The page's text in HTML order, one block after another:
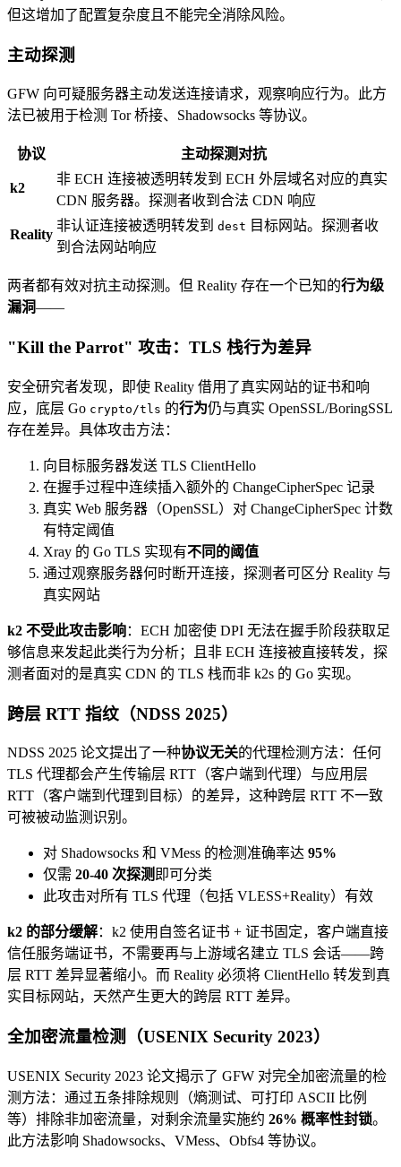
但这增加了配置复杂度且不能完全消除风险。
主动探测
GFW 向可疑服务器主动发送连接请求，观察响应行为。此方
法已被用于检测 Tor 桥接、Shadowsocks 等协议。
协议 主动探测对抗
k2
非 ECH 连接被透明转发到 ECH 外层域名对应的真实
CDN 服务器。探测者收到合法 CDN 响应
Reality
非认证连接被透明转发到 dest 目标网站。探测者收
到合法网站响应
两者都有效对抗主动探测。但 Reality 存在一个已知的行为级
漏洞——
"Kill the Parrot" 攻击：TLS 栈行为差异
安全研究者发现，即使 Reality 借用了真实网站的证书和响
应，底层 Go crypto/tls 的行为仍与真实 OpenSSL/BoringSSL
存在差异。具体攻击方法：
向目标服务器发送 TLS ClientHello
在握手过程中连续插入额外的 ChangeCipherSpec 记录
真实 Web 服务器（OpenSSL）对 ChangeCipherSpec 计数
有特定阈值
Xray 的 Go TLS 实现有不同的阈值
通过观察服务器何时断开连接，探测者可区分 Reality 与
真实网站
k2 不受此攻击影响：ECH 加密使 DPI 无法在握手阶段获取足
够信息来发起此类行为分析；且非 ECH 连接被直接转发，探
测者面对的是真实 CDN 的 TLS 栈而非 k2s 的 Go 实现。
跨层 RTT 指纹（NDSS 2025）
NDSS 2025 论文提出了一种协议无关的代理检测方法：任何
TLS 代理都会产生传输层 RTT（客户端到代理）与应用层
RTT（客户端到代理到目标）的差异，这种跨层 RTT 不一致
可被被动监测识别。
对 Shadowsocks 和 VMess 的检测准确率达 95%
仅需 20-40 次探测 即可分类
此攻击对所有 TLS 代理（包括 VLESS+Reality）有效
k2 的部分缓解：k2 使用自签名证书 + 证书固定，客户端直接
信任服务端证书，不需要再与上游域名建立 TLS 会话——跨
层 RTT 差异显著缩小。而 Reality 必须将 ClientHello 转发到真
实目标网站，天然产生更大的跨层 RTT 差异。
全加密流量检测（USENIX Security 2023）
USENIX Security 2023 论文揭示了 GFW 对完全加密流量的检
测方法：通过五条排除规则（熵测试、可打印 ASCII 比例
等）排除非加密流量，对剩余流量实施约 26% 概率性封锁。
此方法影响 Shadowsocks、VMess、Obfs4 等协议。